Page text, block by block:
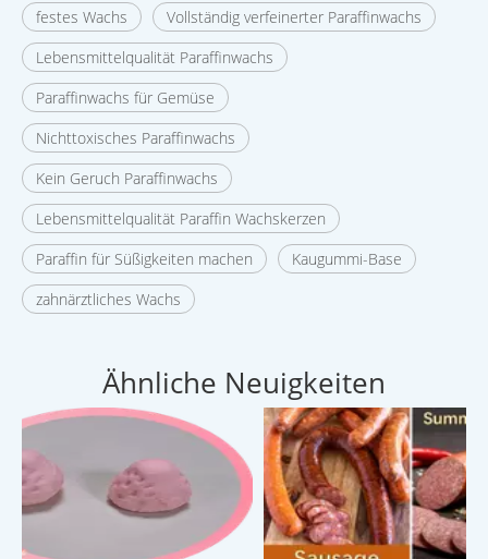
festes Wachs
Vollständig verfeinerter Paraffinwachs
Lebensmittelqualität Paraffinwachs
Paraffinwachs für Gemüse
Nichttoxisches Paraffinwachs
Kein Geruch Paraffinwachs
Lebensmittelqualität Paraffin Wachskerzen
Paraffin für Süßigkeiten machen
Kaugummi-Base
zahnärztliches Wachs
Ähnliche Neuigkeiten